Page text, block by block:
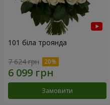
101 біла троянда
7 624 грн
Замовити